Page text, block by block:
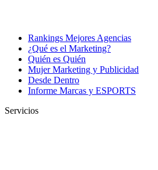
Rankings Mejores Agencias
¿Qué es el Marketing?
Quién es Quién
Mujer Marketing y Publicidad
Desde Dentro
Informe Marcas y ESPORTS
Servicios